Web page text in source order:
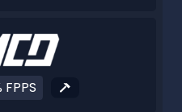
FPPS